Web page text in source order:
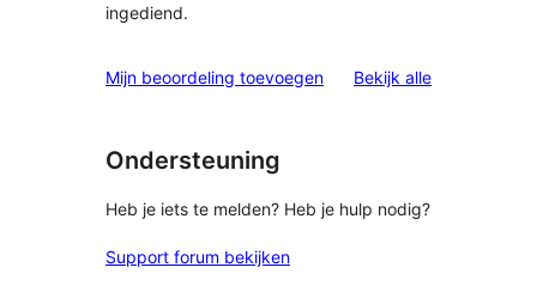
ingediend.
Mijn beoordeling toevoegen Bekijk alle
Ondersteuning
Heb je iets te melden? Heb je hulp nodig?
Support forum bekijken